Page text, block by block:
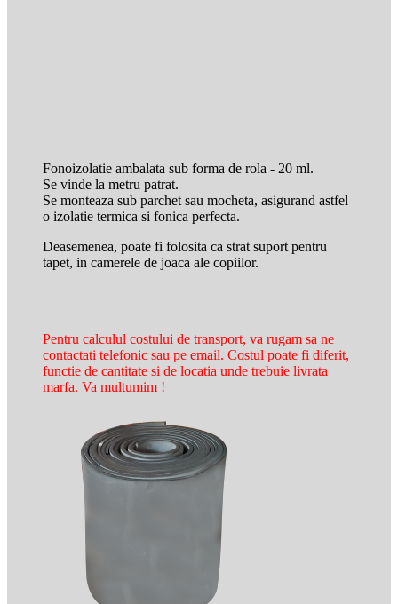
Fonoizolatie ambalata sub forma de rola - 20 ml.
Se vinde la metru patrat.
Se monteaza sub parchet sau mocheta, asigurand astfel
o izolatie termica si fonica perfecta.
Deasemenea, poate fi folosita ca strat suport pentru
tapet, in camerele de joaca ale copiilor.
Pentru calculul costului de transport, va rugam sa ne
contactati telefonic sau pe email. Costul poate fi diferit,
functie de cantitate si de locatia unde trebuie livrata
marfa. Va multumim !